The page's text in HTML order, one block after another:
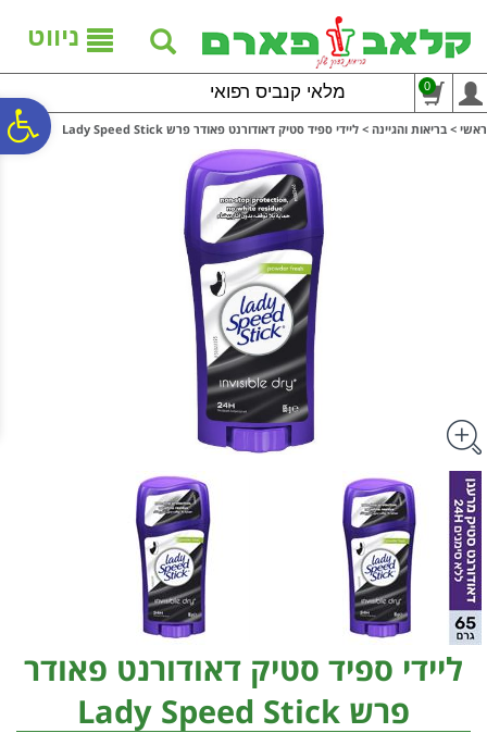
נגישות
אתר
המרכזי
ניווט
מלאי קנביס רפואי 0
ראשי > בריאות והגיינה > ליידי ספיד סטיק דאודורנט פאודר פרש Lady Speed Stick
ליידי ספיד סטיק דאודורנט פאודר
פרש Lady Speed Stick